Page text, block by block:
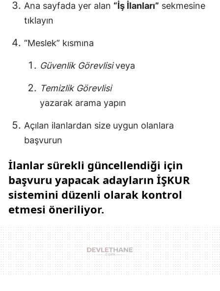
Ana sayfada yer alan “İş İlanları” sekmesine
tıklayın
“Meslek” kısmına
Güvenlik Görevlisiveya
Temizlik Görevlisi
yazarak arama yapın
Açılan ilanlardan size uygun olanlara
başvurun
İlanlar sürekli güncellendiği için
başvuru yapacak adayların İŞKUR
sistemini düzenli olarak kontrol
etmesi öneriliyor.